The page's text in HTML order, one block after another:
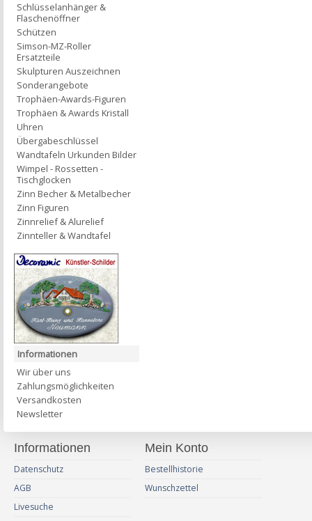
Schlüsselanhänger &
Flaschenöffner
Schützen
Simson-MZ-Roller
Ersatzteile
Skulpturen Auszeichnen
Sonderangebote
Trophäen-Awards-Figuren
Trophäen & Awards Kristall
Uhren
Übergabeschlüssel
Wandtafeln Urkunden Bilder
Wimpel - Rossetten -
Tischglocken
Zinn Becher & Metalbecher
Zinn Figuren
Zinnrelief & Alurelief
Zinnteller & Wandtafel
Informationen
Wir über uns
Zahlungsmöglichkeiten
Versandkosten
Newsletter
Informationen
Datenschutz
AGB
Livesuche
Mein Konto
Bestellhistorie
Wunschzettel